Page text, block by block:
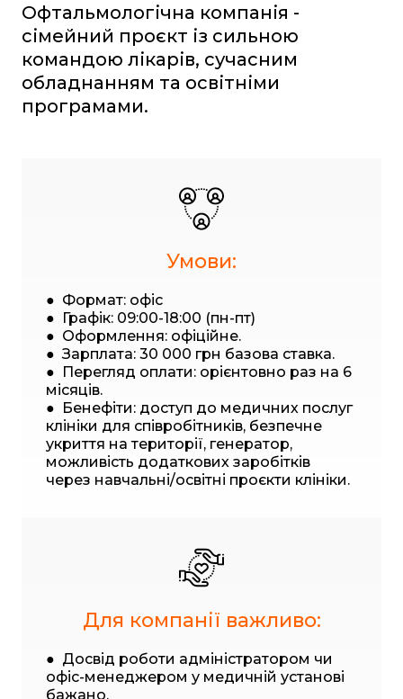
Офтальмологічна компанія -
сімейний проєкт із сильною
командою лікарів, сучасним
обладнанням та освітніми
програмами.
Умови:
● Формат: офіс
● Графік: 09:00-18:00 (пн-пт)
● Оформлення: офіційне.
● Зарплата: 30 000 грн базова ставка.
● Перегляд оплати: орієнтовно раз на 6
місяців.
● Бенефіти: доступ до медичних послуг
клініки для співробітників, безпечне
укриття на території, генератор,
можливість додаткових заробітків
через навчальні/освітні проєкти клініки.
Для компанії важливо:
● Досвід роботи адміністратором чи
офіс-менеджером у медичній установі
бажано.